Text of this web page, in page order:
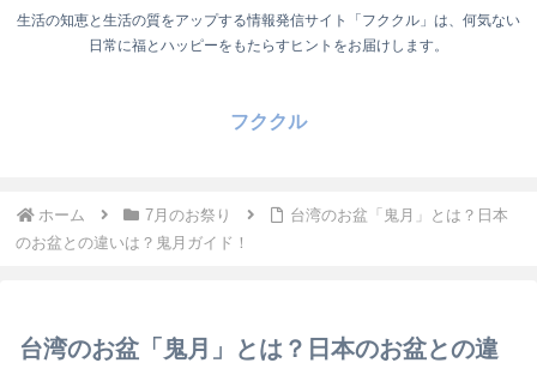
生活の知恵と生活の質をアップする情報発信サイト「フククル」は、何気ない
日常に福とハッピーをもたらすヒントをお届けします。
フククル
ホーム 7月のお祭り
台湾のお盆「鬼月」とは？日本
のお盆との違いは？鬼月ガイド！
台湾のお盆「鬼月」とは？日本のお盆との違